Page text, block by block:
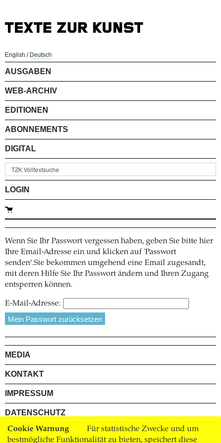
Cookie Warnung
Für statistische Zwecke und um
bestmögliche Funktionalität zu bieten, speichert diese
English / Deutsch
AUSGABEN
WEB-ARCHIV
EDITIONEN
ABONNEMENTS
DIGITAL
LOGIN
Wenn Sie Ihr Passwort vergessen haben, geben Sie bitte hier
Ihre Email-Adresse ein und klicken auf 'Passwort
senden‘.Sie bekommen umgehend eine Email zugesandt,
mit deren Hilfe Sie Ihr Passwort ändern und Ihren Zugang
entsperren können.
E-Mail-Adresse:
MEDIA
KONTAKT
IMPRESSUM
DATENSCHUTZ
AGB